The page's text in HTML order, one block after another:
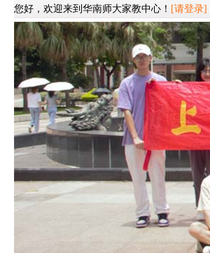
您好，欢迎来到华南师大家教中心！ [请登录]